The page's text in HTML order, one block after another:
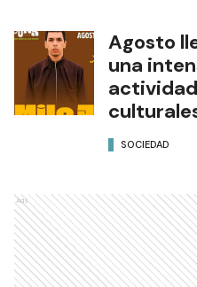
Agosto
una
SOCIEDAD
Ads